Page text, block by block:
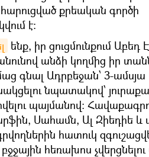
քրեական գործի
է:
ենք, իր ցուցմունքում Աբեդ
անձի կողմից իր
գնալ Ադրբեջան՝ 3-ամսյա
նպատակով՝
պայմանով:
Սահամն, Ալ Զիեդիե և
հատուկ
հեռախոս չվերցնելու